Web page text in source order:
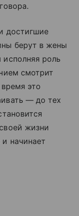
достигшие
берут в жены
роль
смотрит
это
— до тех
жизни
начинает